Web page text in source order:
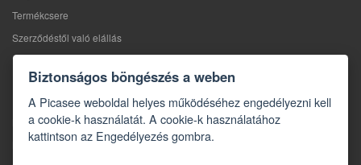
Termékcsere
Szerződéstől való elállás
Reklamáció
Kapcsolat
Kapcsolatfelvételi űrlap
Biztonságos böngészés a weben
A Picasee weboldal helyes működéséhez engedélyezni kell
a cookie-k használatát. A cookie-k használatához
kattintson az Engedélyezés gombra.